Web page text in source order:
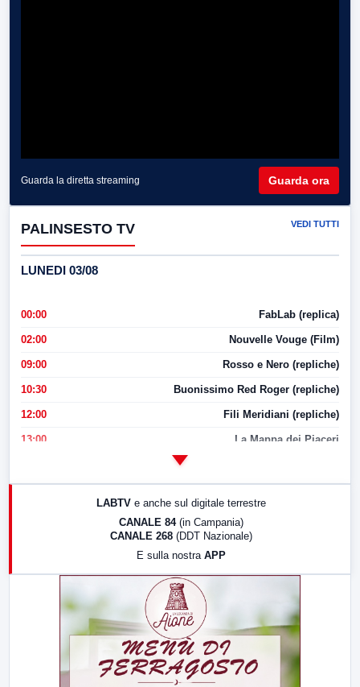
Guarda la diretta streaming Guarda ora
PALINSESTO TV VEDI TUTTI
LUNEDI 03/08
00:00 FabLab (replica)
02:00 Nouvelle Vouge (Film)
09:00 Rosso e Nero (repliche)
10:30 Buonissimo Red Roger (repliche)
12:00 Fili Meridiani (repliche)
13:00 La Mappa dei Piaceri
LABTV e anche sul digitale terrestre
CANALE 84 (in Campania)
CANALE 268 (DDT Nazionale)
E sulla nostra APP